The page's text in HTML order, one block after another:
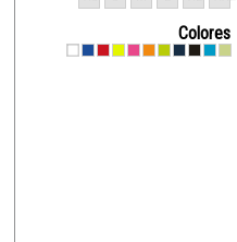
Colores